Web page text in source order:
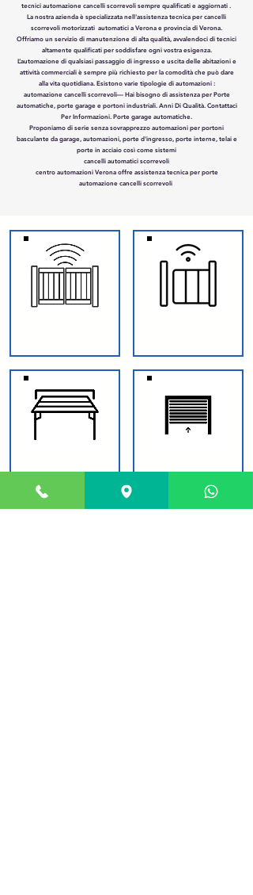
tecnici automazione cancelli scorrevoli sempre qualificati e aggiornati .
La nostra azienda è specializzata nell'assistenza tecnica per cancelli
scorrevoli motorizzati automatici a Verona e provincia di Verona.
Offriamo un servizio di manutenzione di alta qualità, avvalendoci di tecnici
altamente qualificati per soddisfare ogni vostra esigenza.
​L’automazione di qualsiasi passaggio di ingresso e uscita delle abitazioni e
attività commerciali è sempre più richiesto per la comodità che può dare
alla vita quotidiana. Esistono varie tipologie di automazioni :
automazione cancelli scorrevoli— Hai bisogno di assistenza per Porte
automatiche, porte garage e portoni industriali. Anni Di Qualità. Contattaci
Per Informazioni. Porte garage automatiche.
Proponiamo di serie senza sovrapprezzo automazioni per portoni
basculante da garage, automazioni, porte d'ingresso, porte interne, telai e
porte in acciaio così come sistemi
‎cancelli automatici scorrevoli
centro automazioni Verona offre assistenza tecnica per porte
automazione cancelli scorrevoli
GARAGE BASCULANTE SERRANDE AVVOLGIBILE